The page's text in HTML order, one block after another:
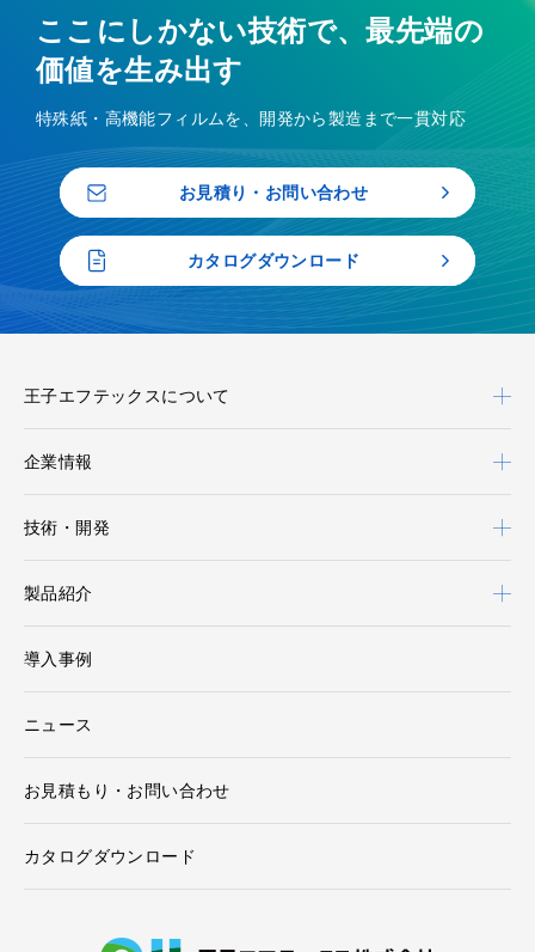
ここにしかない技術で、最先端の
価値を生み出す
特殊紙・高機能フィルムを、開発から製造まで一貫対応
お見積り・お問い合わせ
カタログダウンロード
王子エフテックスについて
企業情報
技術・開発
製品紹介
導入事例
ニュース
お見積もり・お問い合わせ
カタログダウンロード